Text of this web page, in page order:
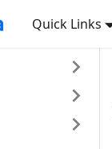
Quick Links